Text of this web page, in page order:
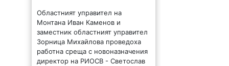
Областният управител на
Монтана Иван Каменов и
заместник областният управител
Зорница Михайлова проведоха
работна среща с новоназначения
директор на РИОСВ - Светослав